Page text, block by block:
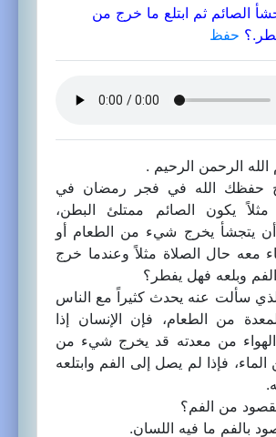
الصائم ثم ابتلع ما خرج من
حفظ
الرحمن الرحيم .
حفظك الله في فجر رمضان في
مثلاً يكون الصائم ممتلئ البطن،
أن يتجشأ يخرج شيء من الطعام أو
معه حال الصلاة مثلاً وعندما خرج
وبلعه فهل يفطر؟
سألت عنه يحدث كثيراً مع الناس
من الطعام، فإن الإنسان إذا
من معدته قد يخرج شيء من
فإذا لم يصل إلى الفم وابتلعه
من الفم؟
بالفم ما فيه اللسان.